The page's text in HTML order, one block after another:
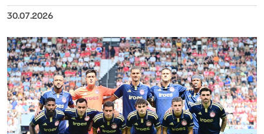
30.07.2026